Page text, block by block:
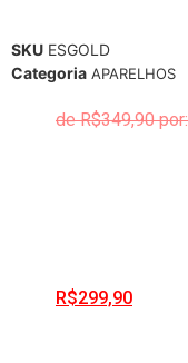
SKU ESGOLD
Categoria APARELHOS
R$349,90
R$299,90